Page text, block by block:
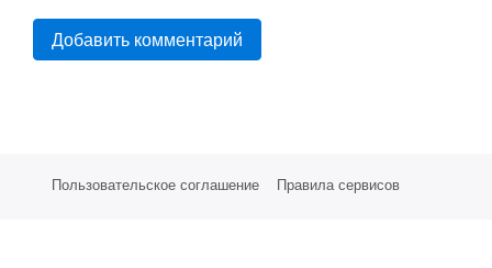
Добавить комментарий
Пользовательское соглашение
Правила сервисов